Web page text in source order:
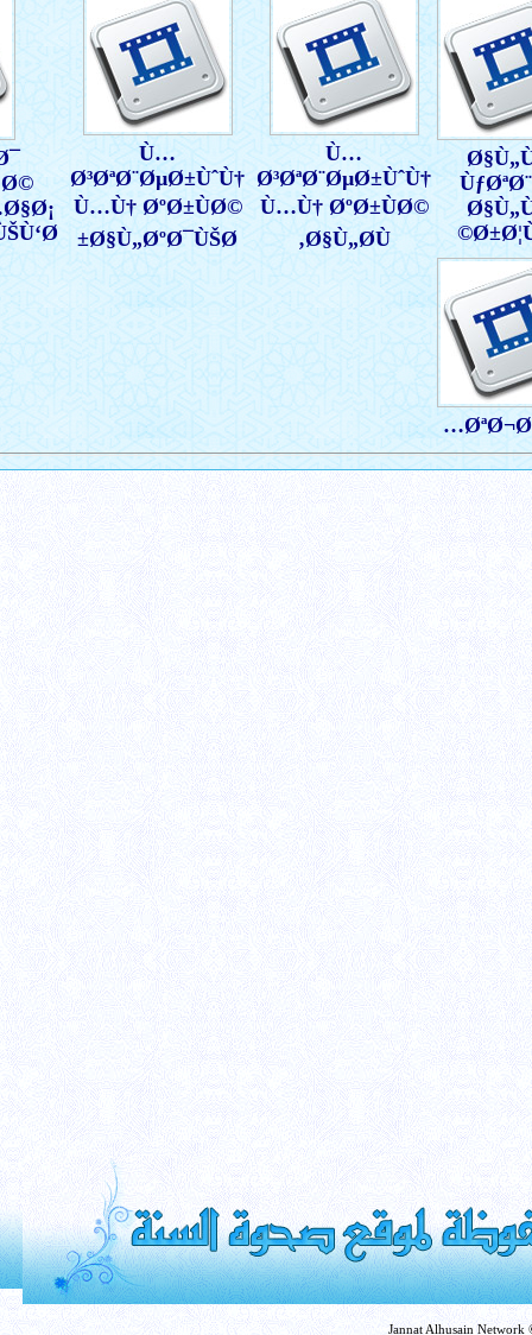
Ù…Ù†
Ù…
Ø³ØªØ¨ØµØ±ÙˆÙ†
Ù…Ù† ØºØ±ÙØ©
Ø§Ù„ØºØ¯ÙŠØ±
Ø§Ù„Ø±Ø¯ÙˆØ¯
Ø§Ù„Ø³Ù†ÙŠÙ‘Ø©
Ø¹Ù„Ù‰ Ø¹Ù„Ù…Ø§Ø¡
Ø§Ù„ÙˆÙ‡Ø§Ø¨ÙŠÙ‘Ø©